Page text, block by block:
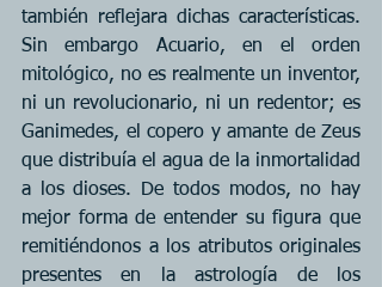
también reflejara dichas características.
Sin embargo Acuario, en el orden
mitológico, no es realmente un inventor,
ni un revolucionario, ni un redentor; es
Ganimedes, el copero y amante de Zeus
que distribuía el agua de la inmortalidad
a los dioses. De todos modos, no hay
mejor forma de entender su figura que
remitiéndonos a los atributos originales
presentes en la astrología de los